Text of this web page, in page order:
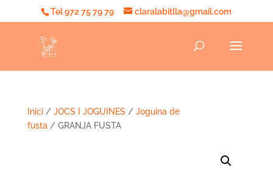
Tel 972 75 79 79 claralabitlla@gmail.com
Inici/ JOCS I JOGUINES / Joguina de
fusta / GRANJA FUSTA